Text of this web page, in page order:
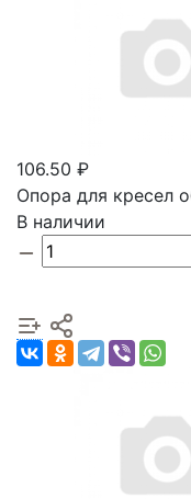
106.50 ₽
Опора для кресел
В наличии